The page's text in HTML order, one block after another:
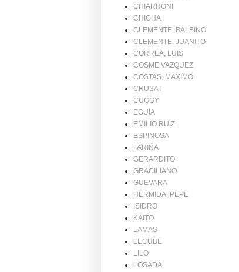
CHIARRONI
CHICHA I
CLEMENTE, BALBINO
CLEMENTE, JUANITO
CORREA, LUIS
COSME VAZQUEZ
COSTAS, MAXIMO
CRUSAT
CUGGY
EGUÍA
EMILIO RUIZ
ESPINOSA
FARIÑA
GERARDITO
GRACILIANO
GUEVARA
HERMIDA, PEPE
ISIDRO
KAITO
LAMAS
LECUBE
LILO
LOSADA